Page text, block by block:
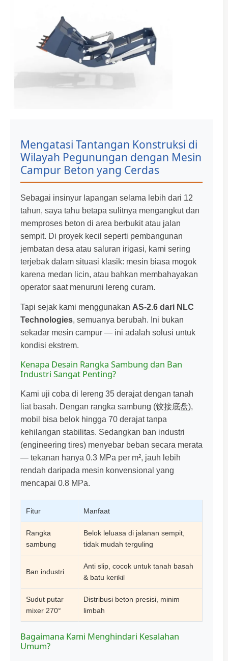
Mengatasi Tantangan Konstruksi di
Wilayah Pegunungan dengan Mesin
Campur Beton yang Cerdas
Sebagai insinyur lapangan selama lebih dari 12
tahun, saya tahu betapa sulitnya mengangkut dan
memproses beton di area berbukit atau jalan
sempit. Di proyek kecil seperti pembangunan
jembatan desa atau saluran irigasi, kami sering
terjebak dalam situasi klasik: mesin biasa mogok
karena medan licin, atau bahkan membahayakan
operator saat menuruni lereng curam.
Tapi sejak kami menggunakan AS-2.6 dari NLC
Technologies, semuanya berubah. Ini bukan
sekadar mesin campur — ini adalah solusi untuk
kondisi ekstrem.
Kenapa Desain Rangka Sambung dan Ban
Industri Sangat Penting?
Kami uji coba di lereng 35 derajat dengan tanah
liat basah. Dengan rangka sambung (铰接底盘),
mobil bisa belok hingga 70 derajat tanpa
kehilangan stabilitas. Sedangkan ban industri
(engineering tires) menyebar beban secara merata
— tekanan hanya 0.3 MPa per m², jauh lebih
rendah daripada mesin konvensional yang
mencapai 0.8 MPa.
Fitur Manfaat
Rangka
sambung
Belok leluasa di jalanan sempit,
tidak mudah terguling
Ban industri
Anti slip, cocok untuk tanah basah
& batu kerikil
Sudut putar
mixer 270°
Distribusi beton presisi, minim
limbah
Bagaimana Kami Menghindari Kesalahan
Umum?